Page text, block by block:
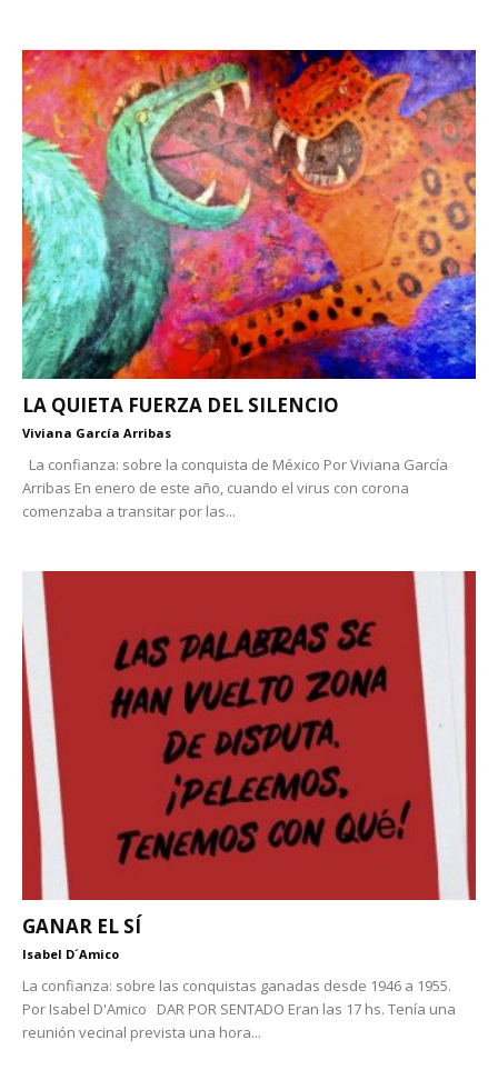
LA QUIETA FUERZA DEL SILENCIO
Viviana García Arribas
La confianza: sobre la conquista de México Por Viviana García
Arribas En enero de este año, cuando el virus con corona
comenzaba a transitar por las...
GANAR EL SÍ
Isabel D´Amico
La confianza: sobre las conquistas ganadas desde 1946 a 1955.
Por Isabel D'Amico DAR POR SENTADO Eran las 17 hs. Tenía una
reunión vecinal prevista una hora...